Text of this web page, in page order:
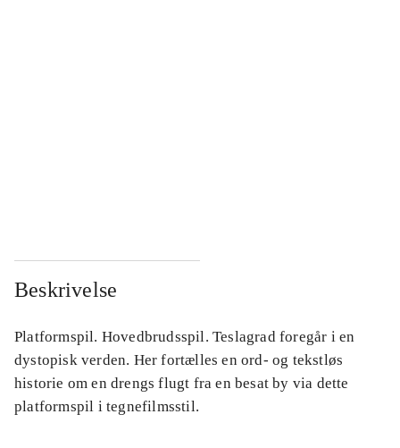
Beskrivelse
Platformspil. Hovedbrudsspil. Teslagrad foregår i en
dystopisk verden. Her fortælles en ord- og tekstløs
historie om en drengs flugt fra en besat by via dette
platformspil i tegnefilmsstil.